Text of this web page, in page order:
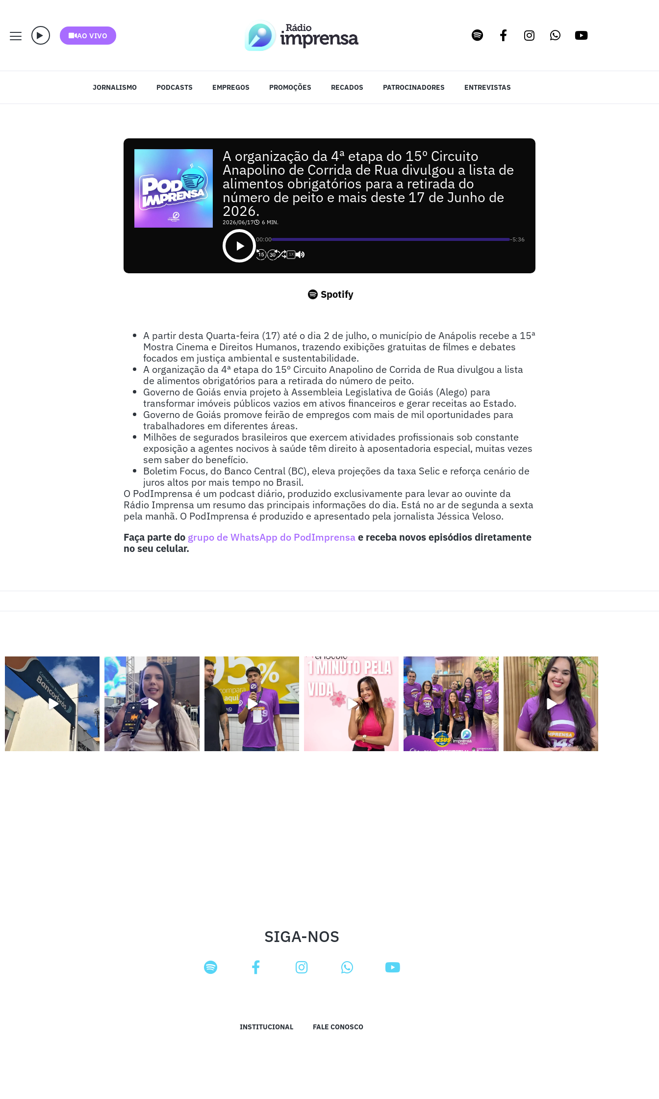
AO VIVO
JORNALISMO PODCASTS EMPREGOS PROMOÇÕES RECADOS PATROCINADORES ENTREVISTAS
A organização da 4ª etapa do 15º Circuito
Anapolino de Corrida de Rua divulgou a lista de
alimentos obrigatórios para a retirada do
número de peito e mais deste 17 de Junho de
2026.
2026/06/17 6 MIN.
00:00 -5:36
1X
Spotify
A partir desta Quarta-feira (17) até o dia 2 de julho, o município de Anápolis recebe a 15ª
Mostra Cinema e Direitos Humanos, trazendo exibições gratuitas de filmes e debates
focados em justiça ambiental e sustentabilidade.
A organização da 4ª etapa do 15º Circuito Anapolino de Corrida de Rua divulgou a lista
de alimentos obrigatórios para a retirada do número de peito.
Governo de Goiás envia projeto à Assembleia Legislativa de Goiás (Alego) para
transformar imóveis públicos vazios em ativos financeiros e gerar receitas ao Estado.
Governo de Goiás promove feirão de empregos com mais de mil oportunidades para
trabalhadores em diferentes áreas.
Milhões de segurados brasileiros que exercem atividades profissionais sob constante
exposição a agentes nocivos à saúde têm direito à aposentadoria especial, muitas vezes
sem saber do benefício.
Boletim Focus, do Banco Central (BC), eleva projeções da taxa Selic e reforça cenário de
juros altos por mais tempo no Brasil.
O PodImprensa é um podcast diário, produzido exclusivamente para levar ao ouvinte da
Rádio Imprensa um resumo das principais informações do dia. Está no ar de segunda a sexta
pela manhã. O PodImprensa é produzido e apresentado pela jornalista Jéssica Veloso.
Faça parte do grupo de WhatsApp do PodImprensae receba novos episódios diretamente
no seu celular.
SIGA-NOS
INSTITUCIONAL FALE CONOSCO